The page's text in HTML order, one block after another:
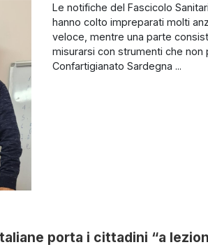
Le notifiche del Fascicolo
hanno colto impreparati molti
veloce, mentre una parte
misurarsi con strumenti che non
Confartigianato Sardegna ...
porta i cittadini “a